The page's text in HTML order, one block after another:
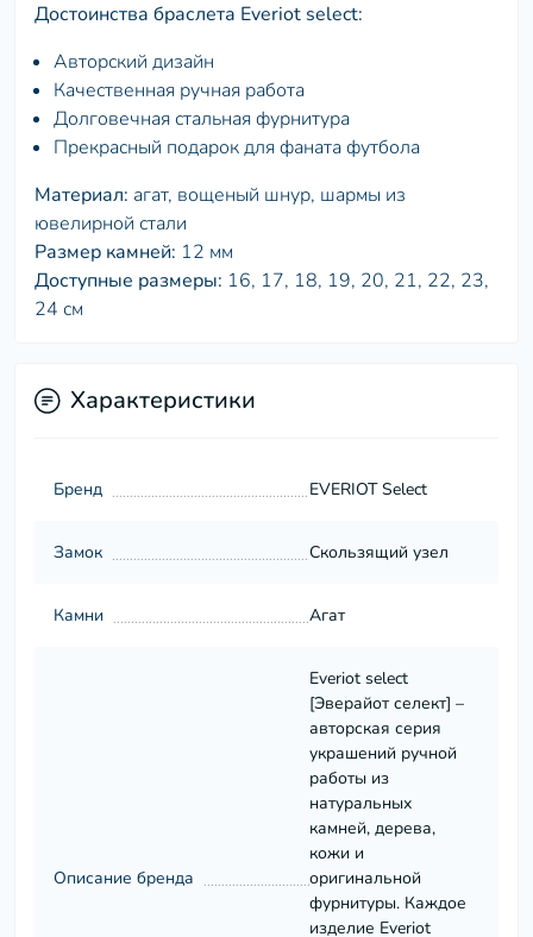
Достоинства браслета Everiot select:
Авторский дизайн
Качественная ручная работа
Долговечная стальная фурнитура
Прекрасный подарок для фаната футбола
Материал: агат, вощеный шнур, шармы из
ювелирной стали
Размер камней: 12 мм
Доступные размеры: 16, 17, 18, 19, 20, 21, 22, 23,
24 см
Характеристики
Бренд EVERIOT Select
Замок Скользящий узел
Камни Агат
Описание бренда
Everiot select
[Эверайот селект] –
авторская серия
украшений ручной
работы из
натуральных
камней, дерева,
кожи и
оригинальной
фурнитуры. Каждое
изделие Everiot